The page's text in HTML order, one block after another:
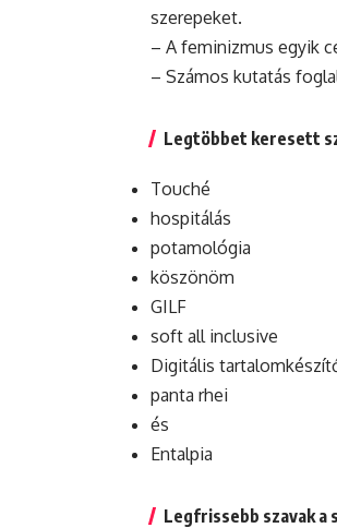
szerepeket.
– A feminizmus egyik
– Számos kutatás
Legtöbbet keresett
Touché
hospitálás
potamológia
köszönöm
GILF
soft all inclusive
Digitális
panta rhei
és
Entalpia
Legfrissebb szavak a